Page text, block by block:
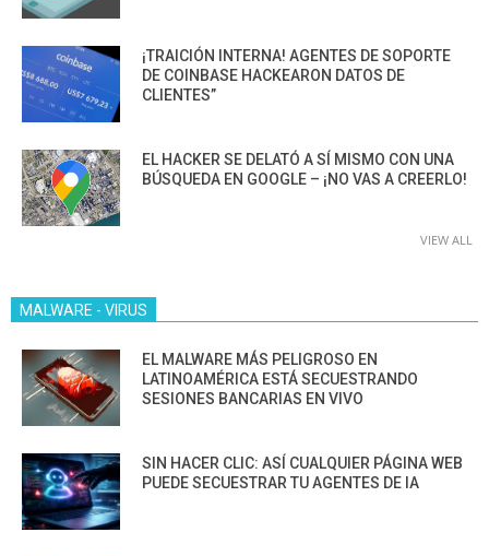
¡TRAICIÓN INTERNA! AGENTES DE SOPORTE
DE COINBASE HACKEARON DATOS DE
CLIENTES”
EL HACKER SE DELATÓ A SÍ MISMO CON UNA
BÚSQUEDA EN GOOGLE – ¡NO VAS A CREERLO!
VIEW ALL
MALWARE - VIRUS
EL MALWARE MÁS PELIGROSO EN
LATINOAMÉRICA ESTÁ SECUESTRANDO
SESIONES BANCARIAS EN VIVO
SIN HACER CLIC: ASÍ CUALQUIER PÁGINA WEB
PUEDE SECUESTRAR TU AGENTES DE IA